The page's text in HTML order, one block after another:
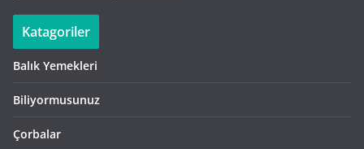
Katagoriler
Balık Yemekleri
Biliyormusunuz
Çorbalar